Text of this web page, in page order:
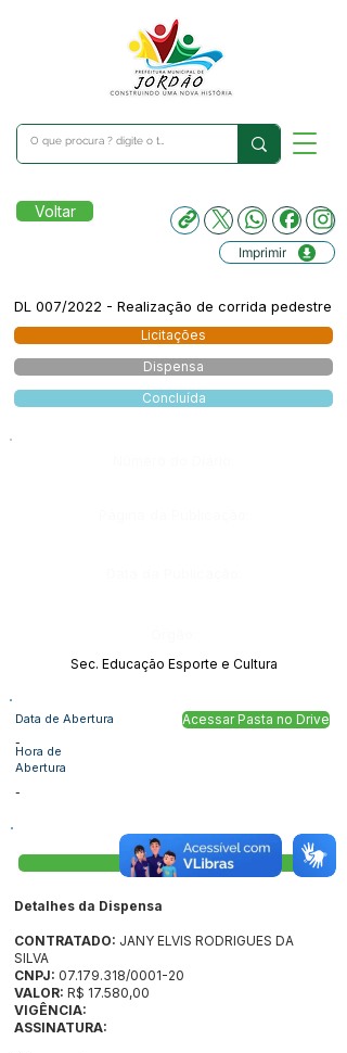
Voltar
Imprimir
DL 007/2022 - Realização de corrida pedestre
Licitações
Dispensa
Concluída
Sec. Educação Esporte e Cultura
Data de Abertura
-
Acessar Pasta no Drive
Hora de
Abertura
-
Visualizar
Detalhes da Dispensa
CONTRATADO: JANY ELVIS RODRIGUES DA
SILVA
CNPJ: 07.179.318/0001-20
VALOR: R$ 17.580,00
VIGÊNCIA:
ASSINATURA: